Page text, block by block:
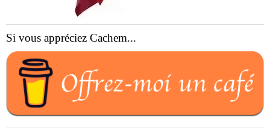
Si vous appréciez Cachem...